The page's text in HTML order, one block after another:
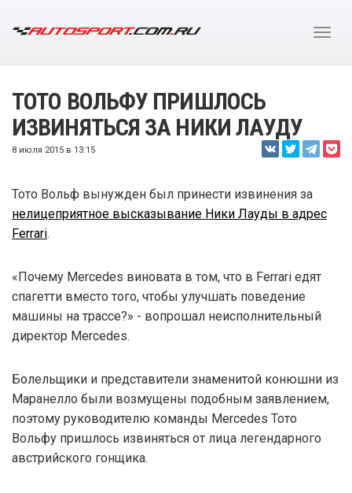
ТОТО ВОЛЬФУ ПРИШЛОСЬ
ИЗВИНЯТЬСЯ ЗА НИКИ ЛАУДУ
8 июля 2015 в 13:15
Тото Вольф вынужден был принести извинения за
нелицеприятное высказывание Ники Лауды в адрес
Ferrari.
«Почему Mercedes виновата в том, что в Ferrari едят
спагетти вместо того, чтобы улучшать поведение
машины на трассе?» - вопрошал неисполнительный
директор Mercedes.
Болельщики и представители знаменитой конюшни из
Маранелло были возмущены подобным заявлением,
поэтому руководителю команды Mercedes Тото
Вольфу пришлось извиняться от лица легендарного
австрийского гонщика.